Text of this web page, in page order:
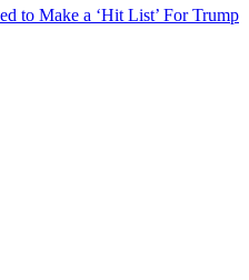
to Make a ‘Hit List’ For Trump